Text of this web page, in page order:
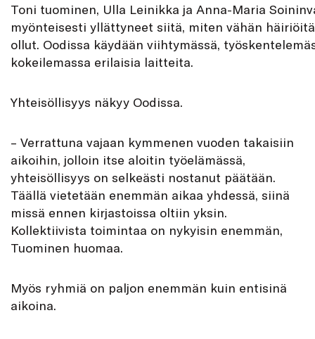
Toni tuominen, Ulla Leinikka ja Anna-Maria
myönteisesti yllättyneet siitä, miten vähän
ollut. Oodissa käydään viihtymässä,
kokeilemassa erilaisia laitteita.
Yhteisöllisyys näkyy Oodissa.
– Verrattuna vajaan kymmenen vuoden takaisiin
aikoihin, jolloin itse aloitin työelämässä,
yhteisöllisyys on selkeästi nostanut päätään.
Täällä vietetään enemmän aikaa yhdessä, siinä
missä ennen kirjastoissa oltiin yksin.
Kollektiivista toimintaa on nykyisin enemmän,
Tuominen huomaa.
Myös ryhmiä on paljon enemmän kuin entisinä
aikoina.